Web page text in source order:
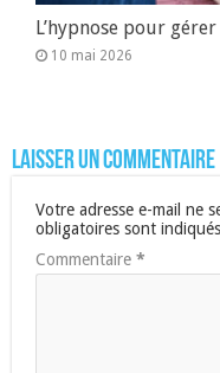
L’hypnose pour
10 mai 2026
Laisser un commentaire
Votre adresse e-mail ne
obligatoires sont
Commentaire *